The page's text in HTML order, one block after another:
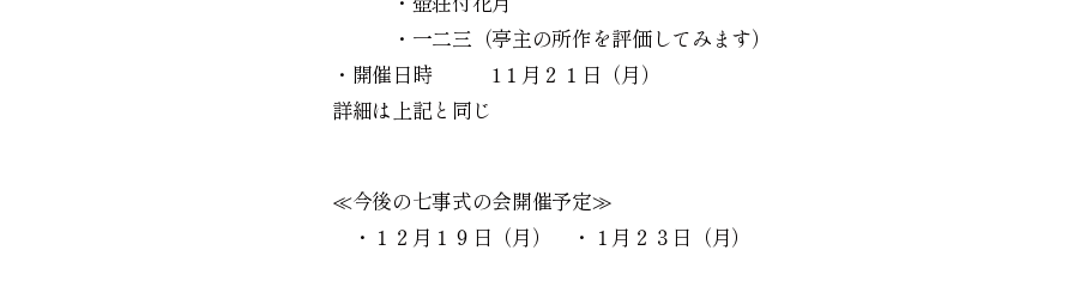
・一二三（亭主の所作を評価してみます）
・開催日時 1１月２１日（月）
詳細は上記と同じ
≪今後の七事式の会開催予定≫
・１２月１９日（月） ・１月２３日（月）